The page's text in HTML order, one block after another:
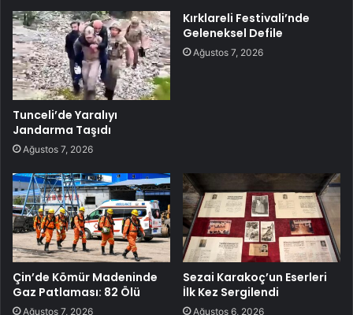
Tunceli’de Yaralıyı
Jandarma Taşıdı
Ağustos 7, 2026
Kırklareli Festivali’nde
Geleneksel Defile
Ağustos 7, 2026
Çin’de Kömür Madeninde
Gaz Patlaması: 82 Ölü
Ağustos 7, 2026
Sezai Karakoç’un Eserleri
İlk Kez Sergilendi
Ağustos 6, 2026